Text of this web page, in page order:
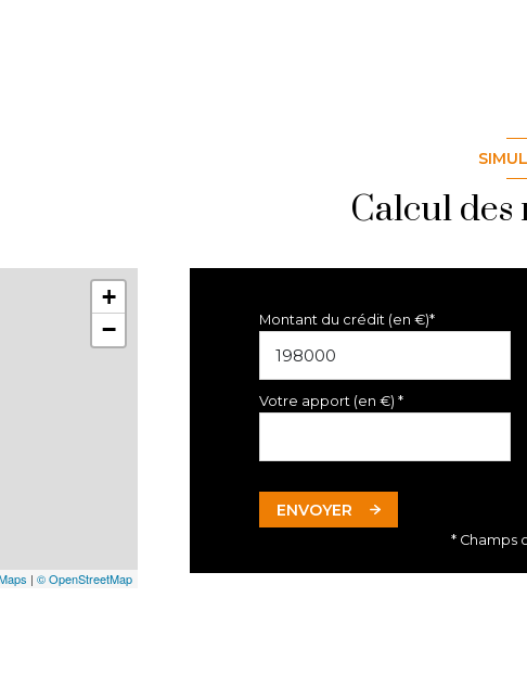
+
−
| © OpenStreetMap
Calcul des
Montant du crédit (en €)*
Votre apport (en €) *
ENVOYER
* Champs